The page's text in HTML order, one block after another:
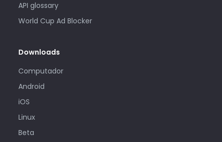
API glossary
World Cup Ad Blocker
Downloads
Computador
Android
iOS
Linux
Beta